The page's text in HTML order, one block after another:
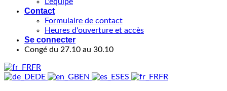
Contact
Formulaire de contact
Heures d'ouverture et accès
Se connecter
Congé du 27.10 au 30.10
FR
DE
EN ES FR